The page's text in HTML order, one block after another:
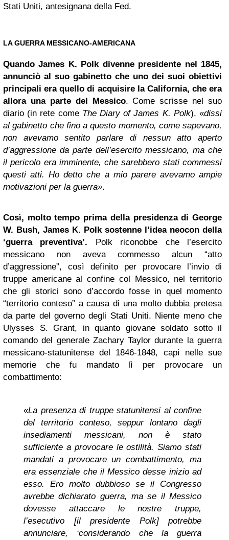
Stati Uniti, antesignana della Fed.
LA GUERRA MESSICANO-AMERICANA
Quando James K. Polk divenne presidente nel 1845,
annunciò al suo gabinetto che uno dei suoi obiettivi
principali era quello di acquisire la California, che era
allora una parte del Messico. Come scrisse nel suo
diario (in rete come The Diary of James K. Polk), «dissi
al gabinetto che fino a questo momento, come sapevano,
non avevamo sentito parlare di nessun atto aperto
d’aggressione da parte dell’esercito messicano, ma che
il pericolo era imminente, che sarebbero stati commessi
questi atti. Ho detto che a mio parere avevamo ampie
motivazioni per la guerra».
Così, molto tempo prima della presidenza di George
W. Bush, James K. Polk sostenne l’idea neocon della
‘guerra preventiva’. Polk riconobbe che l’esercito
messicano non aveva commesso alcun “atto
d’aggressione”, così definito per provocare l’invio di
truppe americane al confine col Messico, nel territorio
che gli storici sono d’accordo fosse in quel momento
“territorio conteso” a causa di una molto dubbia pretesa
da parte del governo degli Stati Uniti. Niente meno che
Ulysses S. Grant, in quanto giovane soldato sotto il
comando del generale Zachary Taylor durante la guerra
messicano-statunitense del 1846-1848, capì nelle sue
memorie che fu mandato lì per provocare un
combattimento:
«La presenza di truppe statunitensi al confine
del territorio conteso, seppur lontano dagli
insediamenti messicani, non è stato
sufficiente a provocare le ostilità. Siamo stati
mandati a provocare un combattimento, ma
era essenziale che il Messico desse inizio ad
esso. Ero molto dubbioso se il Congresso
avrebbe dichiarato guerra, ma se il Messico
dovesse attaccare le nostre truppe,
l’esecutivo [il presidente Polk] potrebbe
annunciare, ‘considerando che la guerra